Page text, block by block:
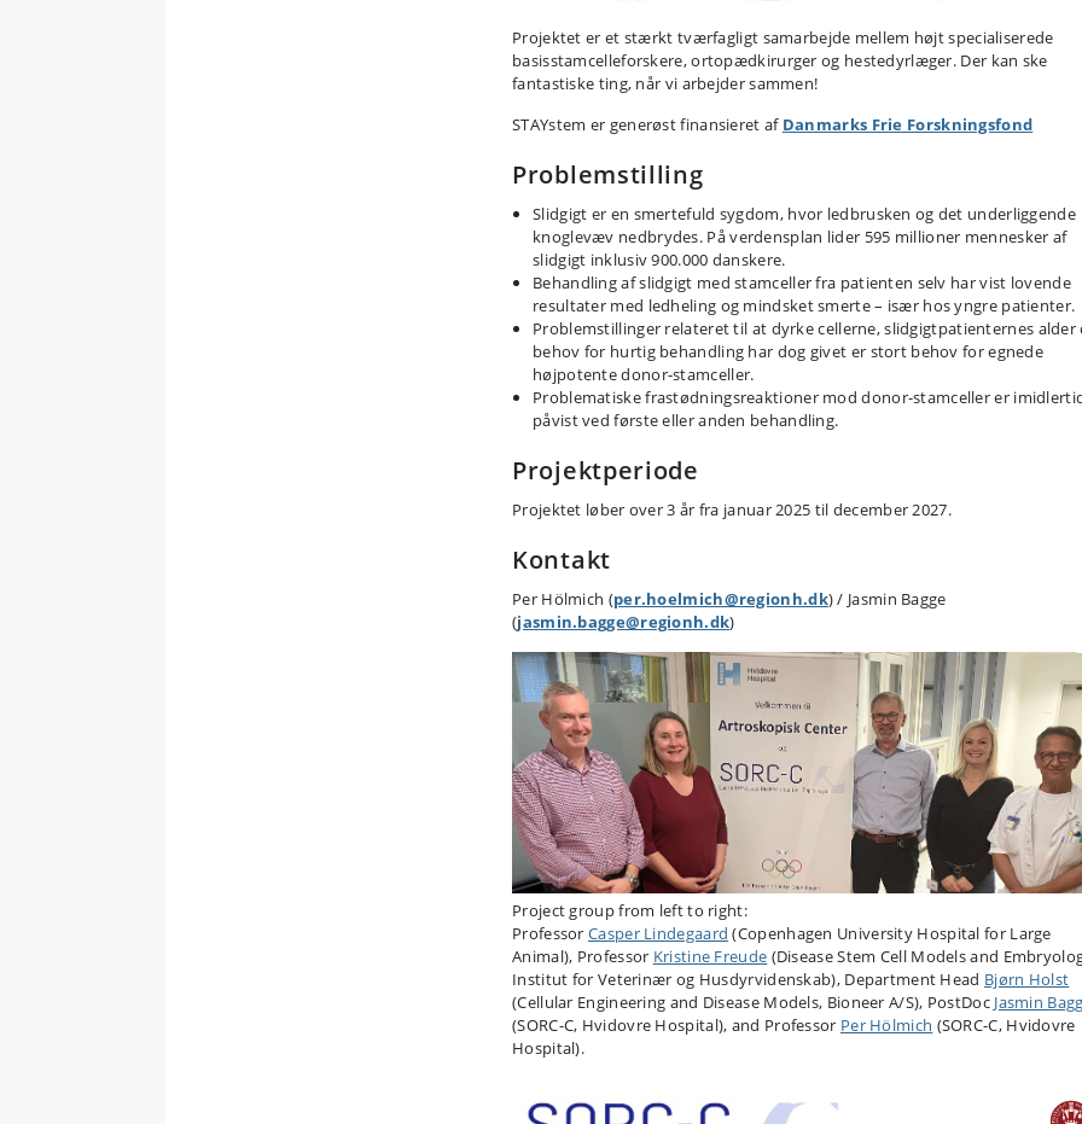
Projektet er et stærkt tværfagligt samarbejde mellem højt specialiserede
basisstamcelleforskere, ortopædkirurger og hestedyrlæger. Der kan ske
fantastiske ting, når vi arbejder sammen!
STAYstem er generøst finansieret af Danmarks Frie Forskningsfond
Problemstilling
Slidgigt er en smertefuld sygdom, hvor ledbrusken og det underliggende
knoglevæv nedbrydes. På verdensplan lider 595 millioner mennesker af
slidgigt inklusiv 900.000 danskere.
Behandling af slidgigt med stamceller fra patienten selv har vist lovende
resultater med ledheling og mindsket smerte – især hos yngre patienter.
Problemstillinger relateret til at dyrke cellerne, slidgigtpatienternes alder
behov for hurtig behandling har dog givet er stort behov for egnede
højpotente donor-stamceller.
Problematiske frastødningsreaktioner mod donor-stamceller er
påvist ved første eller anden behandling.
Projektperiode
Projektet løber over 3 år fra januar 2025 til december 2027.
Kontakt
Per Hölmich (per.hoelmich@regionh.dk) / Jasmin Bagge
(jasmin.bagge@regionh.dk)
Project group from left to right:
Professor Casper Lindegaard (Copenhagen University Hospital for Large
Animal), Professor Kristine Freude (Disease Stem Cell Models and
Institut for Veterinær og Husdyrvidenskab), Department Head Bjørn Holst
(Cellular Engineering and Disease Models, Bioneer A/S), PostDoc Jasmin
(SORC-C, Hvidovre Hospital), and Professor Per Hölmich (SORC-C, Hvidovre
Hospital).